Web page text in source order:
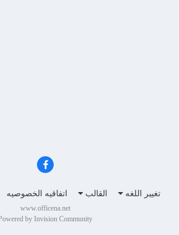
تغيير اللغه القالب اتفاقيه الخصوصيه
www.officena.net
Powered by Invision Community